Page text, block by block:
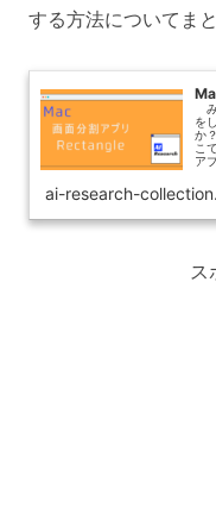
する方法についてま
み
を
か
こ
ア
ai-research-
ス